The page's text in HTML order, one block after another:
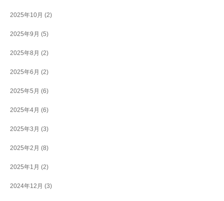
2025年10月 (2)
2025年9月 (5)
2025年8月 (2)
2025年6月 (2)
2025年5月 (6)
2025年4月 (6)
2025年3月 (3)
2025年2月 (8)
2025年1月 (2)
2024年12月 (3)